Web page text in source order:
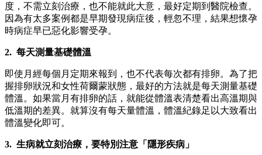
度，不需立刻治療，也不能就此大意，最好定期到醫院檢查。
因為有太多案例都是早期發現病症後，輕忽不理，結果想懷孕
時病症早已惡化影響受孕。
2. 每天測量基礎體溫
即使月經每個月定期來報到，也不代表每次都有排卵。為了把
握排卵狀況和女性荷爾蒙狀態，最好的方法就是每天測量基礎
體溫。如果當月有排卵的話，就能從體溫表清楚看出高溫期與
低溫期的差異。就算沒有每天量體溫，體溫紀錄足以大致看出
體溫變化即可。
3. 生病就立刻治療，要特別注意「隱形疾病」